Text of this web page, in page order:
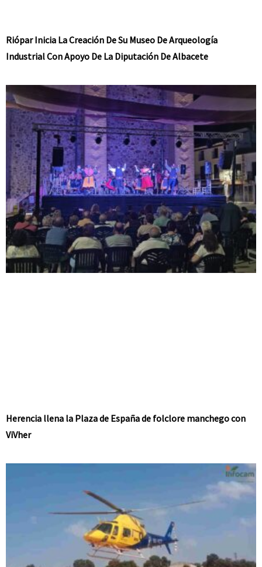
Riópar Inicia La Creación De Su Museo De Arqueología
Industrial Con Apoyo De La Diputación De Albacete
Herencia llena la Plaza de España de folclore manchego con
ViVher